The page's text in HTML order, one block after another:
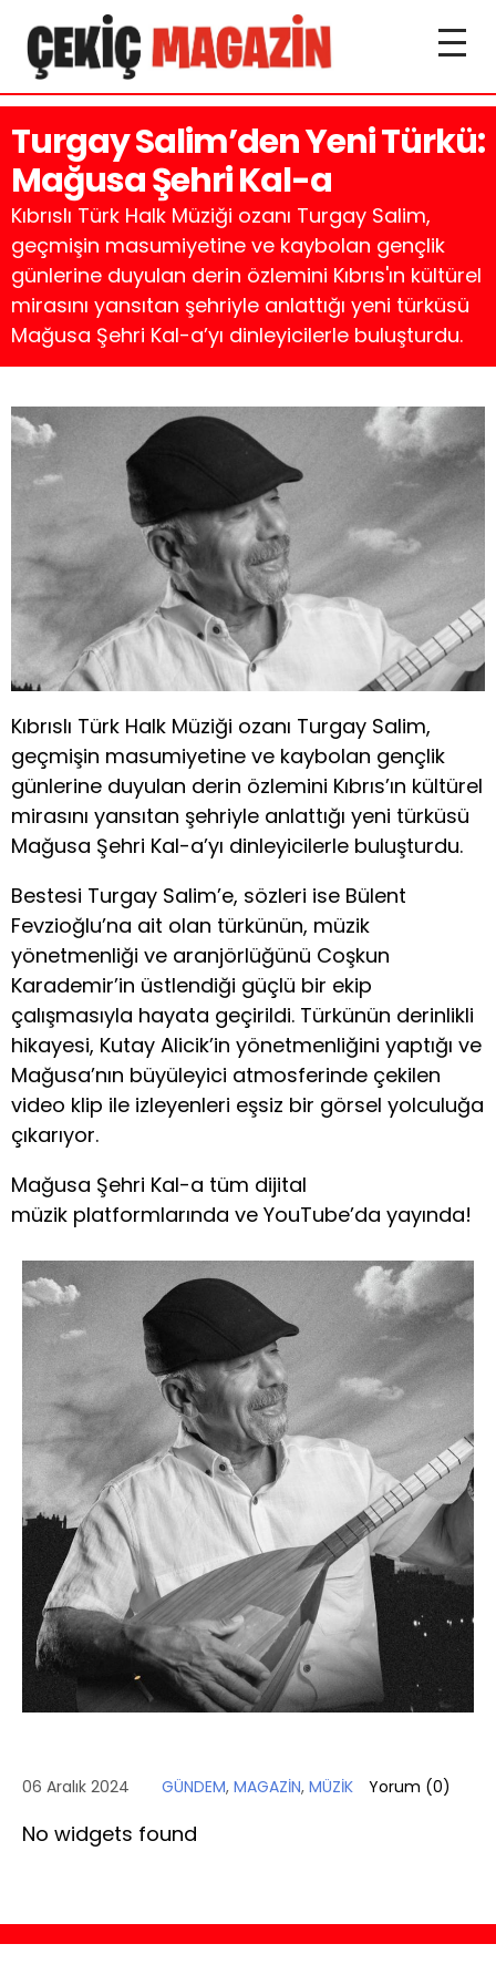
Turgay Salim’den Yeni Türkü:
Mağusa Şehri Kal-a
Kıbrıslı Türk Halk Müziği ozanı Turgay Salim,
geçmişin masumiyetine ve kaybolan gençlik
günlerine duyulan derin özlemini Kıbrıs'ın kültürel
mirasını yansıtan şehriyle anlattığı yeni türküsü
Mağusa Şehri Kal-a’yı dinleyicilerle buluşturdu.
Kıbrıslı Türk Halk Müziği ozanı Turgay Salim,
geçmişin masumiyetine ve kaybolan gençlik
günlerine duyulan derin özlemini Kıbrıs’ın kültürel
mirasını yansıtan şehriyle anlattığı yeni türküsü
Mağusa Şehri Kal-a’yı dinleyicilerle buluşturdu.
Bestesi Turgay Salim’e, sözleri ise Bülent
Fevzioğlu’na ait olan türkünün, müzik
yönetmenliği ve aranjörlüğünü Coşkun
Karademir’in üstlendiği güçlü bir ekip
çalışmasıyla hayata geçirildi. Türkünün derinlikli
hikayesi, Kutay Alicik’in yönetmenliğini yaptığı ve
Mağusa’nın büyüleyici atmosferinde çekilen
video klip ile izleyenleri eşsiz bir görsel yolculuğa
çıkarıyor.
Mağusa Şehri Kal-a tüm dijital
müzik platformlarında ve YouTube’da yayında!
06 Aralık 2024 GÜNDEM, MAGAZİN, MÜZİK Yorum (0)
No widgets found